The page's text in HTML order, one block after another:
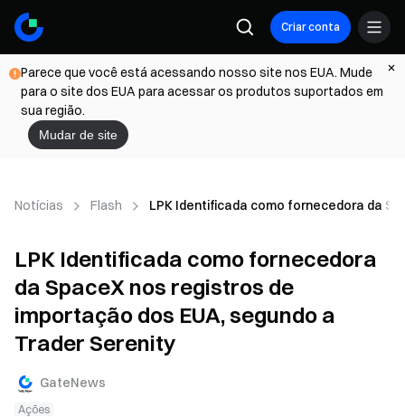
Criar conta
Parece que você está acessando nosso site nos EUA. Mude
para o site dos EUA para acessar os produtos suportados em
sua região.
Mudar de site
Notícias Flash LPK Identificada como fornecedora da
LPK Identificada como fornecedora
da SpaceX nos registros de
importação dos EUA, segundo a
Trader Serenity
GateNews
Ações